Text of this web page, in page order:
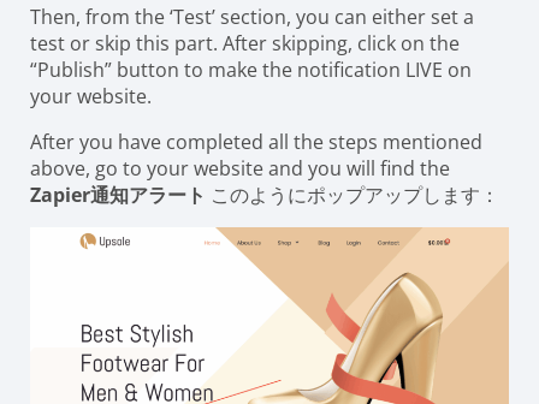
Then, from the ‘Test’ section, you can either set a
test or skip this part. After skipping, click on the
“Publish” button to make the notification LIVE on
your website.
After you have completed all the steps mentioned
above, go to your website and you will find the
Zapier通知アラート このようにポップアップします：